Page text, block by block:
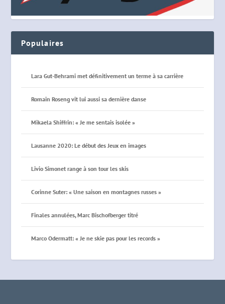
Populaires
Lara Gut-Behrami met définitivement un terme à sa carrière
Romain Roseng vit lui aussi sa dernière danse
Mikaela Shiffrin: « Je me sentais isolée »
Lausanne 2020: Le début des Jeux en images
Livio Simonet range à son tour les skis
Corinne Suter: « Une saison en montagnes russes »
Finales annulées, Marc Bischofberger titré
Marco Odermatt: « Je ne skie pas pour les records »